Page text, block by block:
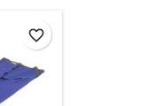
favorite_border